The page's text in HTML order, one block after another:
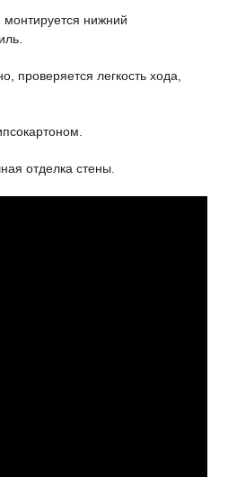
нижний
проверяется легкость хода,
отделка стены.